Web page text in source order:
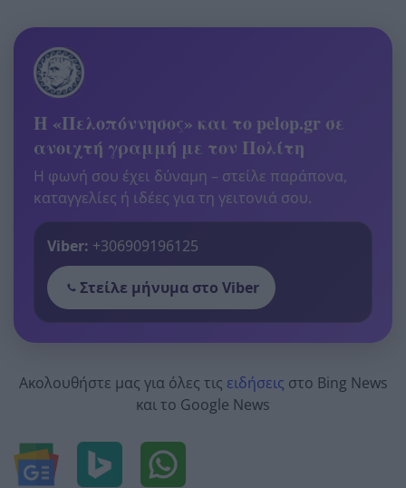
Η «Πελοπόννησος» και το pelop.gr σε
ανοιχτή γραμμή με τον Πολίτη
Η φωνή σου έχει δύναμη – στείλε παράπονα,
καταγγελίες ή ιδέες για τη γειτονιά σου.
Viber: +306909196125
Στείλε μήνυμα στο Viber
Ακολουθήστε μας για όλες τις ειδήσεις στο Bing News
και το Google News